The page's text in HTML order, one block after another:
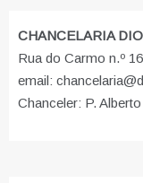
CHANCELARIA
Rua do Carmo n.º
email:
Chanceler: P.